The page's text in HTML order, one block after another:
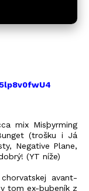
mix Misþyrming
(trošku i Já
Negative Plane,
(YT níže)
avant-
tom ex-bubeník z